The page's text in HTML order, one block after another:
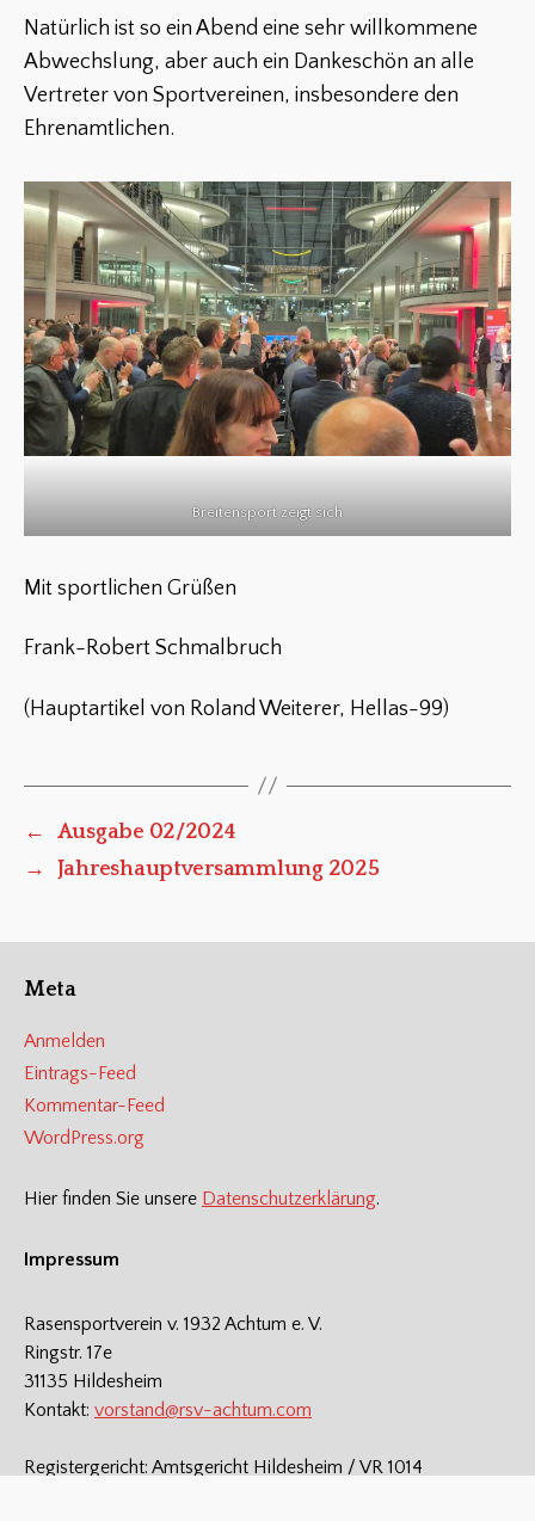
Natürlich ist so ein Abend eine sehr willkommene
Abwechslung, aber auch ein Dankeschön an alle
Vertreter von Sportvereinen, insbesondere den
Ehrenamtlichen.
Breitensport zeigt sich
Mit sportlichen Grüßen
Frank-Robert Schmalbruch
(Hauptartikel von Roland Weiterer, Hellas-99)
←
Ausgabe 02/2024
→
Jahreshauptversammlung 2025
Meta
Anmelden
Eintrags-Feed
Kommentar-Feed
WordPress.org
Hier finden Sie unsere Datenschutzerklärung.
Impressum
Rasensportverein v. 1932 Achtum e. V.
Ringstr. 17e
31135 Hildesheim
Kontakt: vorstand@rsv-achtum.com
Registergericht: Amtsgericht Hildesheim / VR 1014